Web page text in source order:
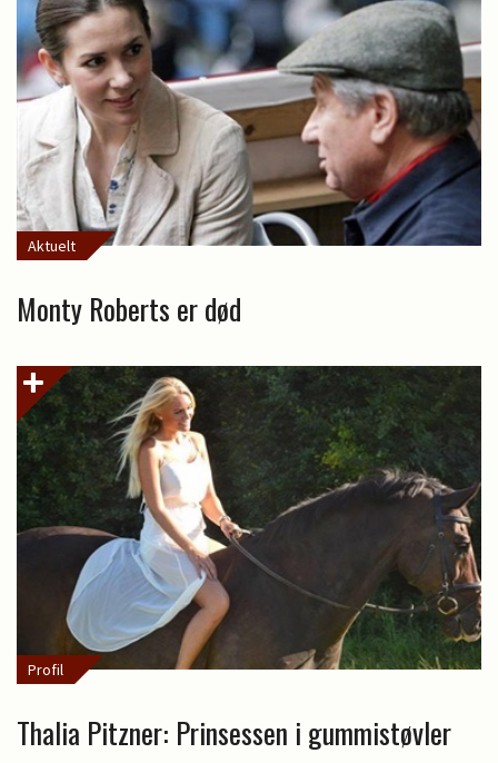
Aktuelt
Monty Roberts er død
Profil
Thalia Pitzner: Prinsessen i gummistøvler